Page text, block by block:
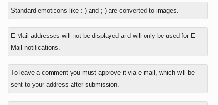
Standard emoticons like :-) and ;-) are converted to images.
E-Mail addresses will not be displayed and will only be used for E-
Mail notifications.
To leave a comment you must approve it via e-mail, which will be
sent to your address after submission.